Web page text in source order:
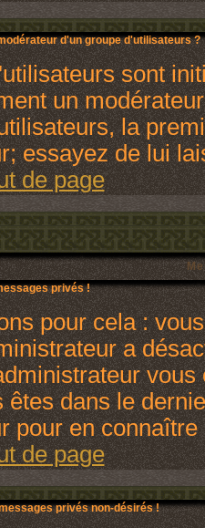
d'un groupe d'utilisateurs ?
sont
un
la
essayez de lui
de page
privés !
pour cela :
a
êtes dans le
pour en connaître
de page
privés non-désirés !